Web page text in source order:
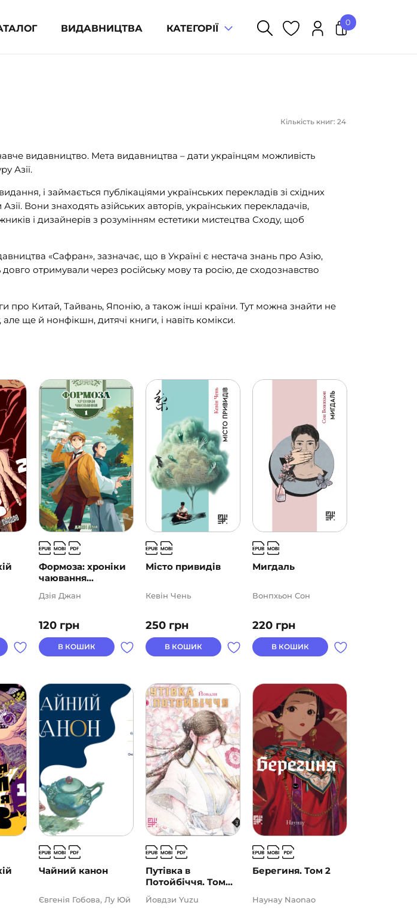
ВИДАВНИЦТВА КАТЕГОРІЇ
0
У кошику немає товарів.
Кількість книг: 24
видавництво. Мета видавництва – дати українцям можливість
Азії.
і займається публікаціями українських перекладів зі східних
Вони знаходять азійських авторів, українських перекладачів,
і дизайнерів з розумінням естетики мистецтва Сходу, щоб
«Сафран», зазначає, що в Україні є нестача знань про Азію,
отримували через російську мову та росію, де сходознавство
про Китай, Тайвань, Японію, а також інші країни. Тут можна знайти не
ще й нонфікшн, дитячі книги, і навіть комікси.
Формоза: хроніки
чаювання...
120 грн
Дзія Джан
В КОШИК
Місто привидів
250 грн
Кевін Чень
В КОШИК
Мигдаль
220 грн
Вонпхьон Сон
В КОШИК
Чайний канон
Євгенія Гобова, Лу Юй
Путівка в
Потойбіччя. Том...
Йовдзи Yuzu
Берегиня. Том 2
Наунау Naonao